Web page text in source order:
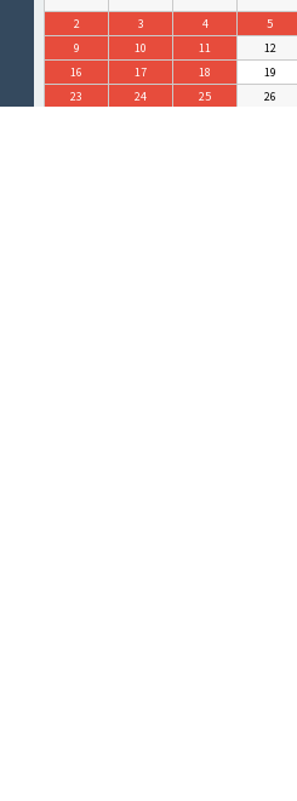
2
3 4 5
9
10 11 12
16
17 18 19
23
24 25 26